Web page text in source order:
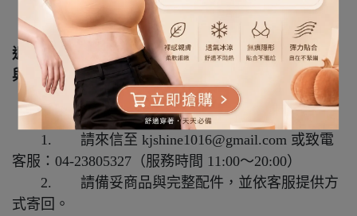
【取貨異常】
• 如遇超商未領、退貨未附回原包裝、重複
退換貨紀錄等，K&J SHINE 有權保留日後交易權利
與優惠使用資格。
【退貨方式】
1. 請來信至 kjshine1016@gmail.com 或致電
客服：04-23805327（服務時間 11:00～20:00）
2. 請備妥商品與完整配件，並依客服提供方
式寄回。